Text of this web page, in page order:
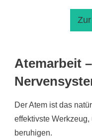
Atemarbeit
Der Atem ist das
effektivste
beruhigen.